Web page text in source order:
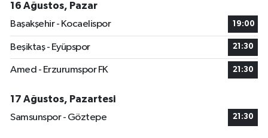
16 Ağustos, Pazar
Başakşehir - Kocaelispor
19:00
Beşiktaş - Eyüpspor 21:30
Amed - Erzurumspor FK 21:30
17 Ağustos, Pazartesi
Samsunspor - Göztepe
21:30